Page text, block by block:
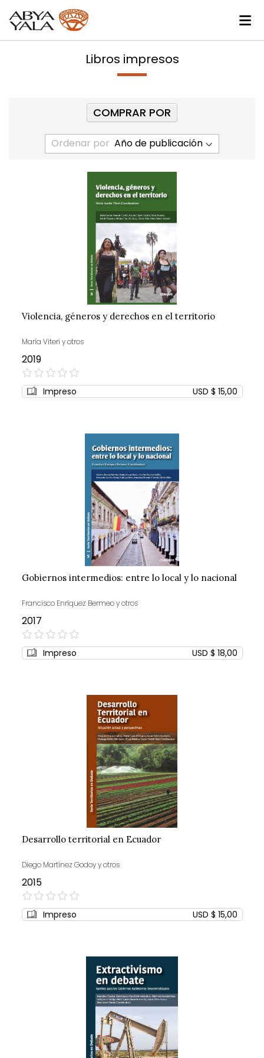
Libros impresos
Ordenar por
Violencia, géneros y derechos en el territorio
María Viteri y otros
2019
0%
Impreso USD $ 15,00
Gobiernos intermedios: entre lo local y lo nacional
Francisco Enríquez Bermeo y otros
2017
0%
Impreso USD $ 18,00
Desarrollo territorial en Ecuador
Diego Martínez Godoy y otros
2015
0%
Impreso USD $ 15,00
COMPRAR POR